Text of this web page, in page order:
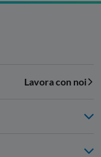
Lavora con noi